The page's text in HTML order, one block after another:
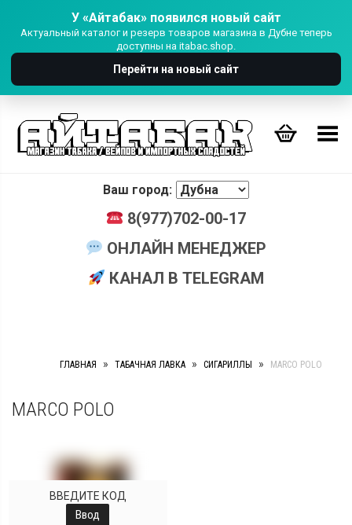
У «Айтабак» появился новый сайт
Актуальный каталог и резерв товаров магазина в Дубне теперь
доступны на itabac.shop.
Перейти на новый сайт
Переключить Меню
Ваш город:
8(977)702-00-17
ОНЛАЙН МЕНЕДЖЕР
КАНАЛ В TELEGRAM
ГЛАВНАЯ » ТАБАЧНАЯ ЛАВКА » СИГАРИЛЛЫ » MARCO POLO
MARCO POLO
ВВЕДИТЕ КОД
Ввод